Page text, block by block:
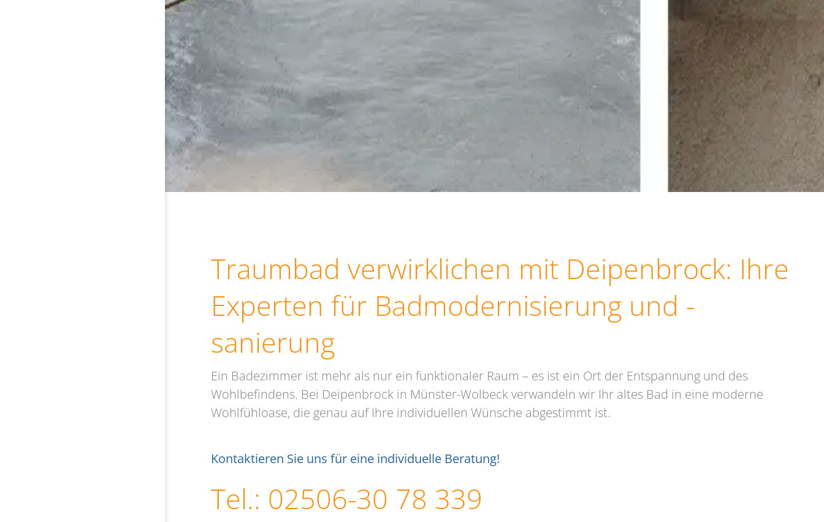
Traumbad verwirklichen mit Deipenbrock: Ihre
Experten für Badmodernisierung und -
sanierung​
Ein Badezimmer ist mehr als nur ein funktionaler Raum – es ist ein Ort der Entspannung und des
Wohlbefindens. Bei Deipenbrock in Münster-Wolbeck verwandeln wir Ihr altes Bad in eine moderne
Wohlfühloase, die genau auf Ihre individuellen Wünsche abgestimmt ist.
Kontaktieren Sie uns für eine individuelle Beratung!
Tel.: 02506-30 78 339